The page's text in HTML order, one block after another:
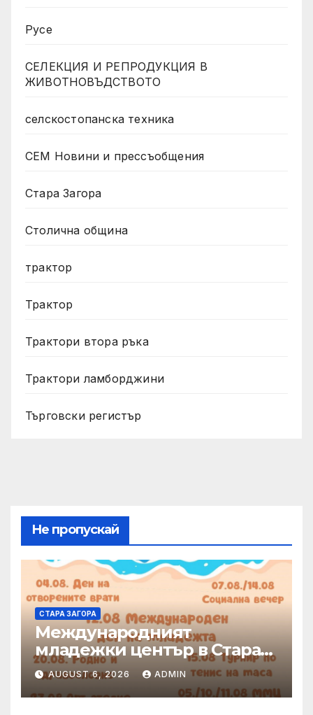
Русе
СЕЛЕКЦИЯ И РЕПРОДУКЦИЯ В
ЖИВОТНОВЪДСТВОТО
селскостопанска техника
СЕМ Новини и прессъобщения
Стара Загора
Столична община
трактор
Трактор
Трактори втора ръка
Трактори ламборджини
Търговски регистър
Не пропускай
СТАРА ЗАГОРА
Международният
младежки център в Стара
Загора представя богата
програма от инициативи
през август
AUGUST 6, 2026 ADMIN